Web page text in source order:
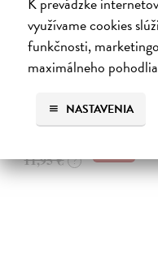
využívame cookies
funkčnosti,
maximálneho
NASTAVENIA
Lindgrenová Astrid|
Ďalšie pokračovanie
huncútstva dobre poznali aj
Emil vylial ockovi na hlavu
Na sklade ?
11,35 €
11,95 € ?